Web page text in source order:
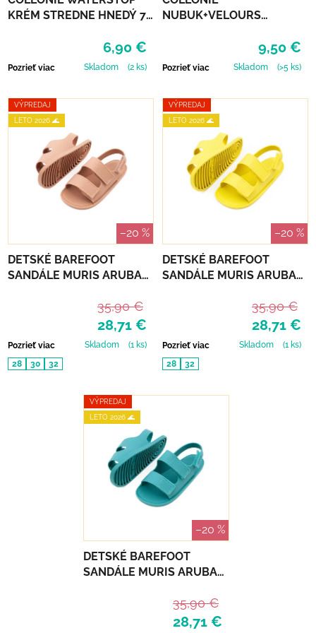
KRÉM STREDNE HNEDÝ 75
6,90 €
Pozrieť viac Skladom (2 ks)
NUBUK+VELOURS
9,50 €
Pozrieť viac Skladom (>5 ks)
VÝPREDAJ
LETO 2026 🌊
–20 %
DETSKÉ BAREFOOT
SANDÁLE MURIS ARUBA
28,71 €
35,90 €
Pozrieť viac Skladom
(1 ks)
28
30 32
VÝPREDAJ
LETO 2026 🌊
–20 %
DETSKÉ BAREFOOT
SANDÁLE MURIS ARUBA
28,71 €
35,90 €
Pozrieť viac Skladom
(1 ks)
28
32
VÝPREDAJ
LETO 2026 🌊
–20 %
DETSKÉ BAREFOOT
SANDÁLE MURIS ARUBA
28,71 €
35,90 €